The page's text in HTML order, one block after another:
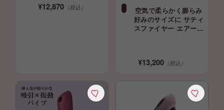
¥12,870（税込）
空気で柔らかく膨らみ
好みのサイズに サティ
スファイヤー エアーパ
¥13,200 （税込）